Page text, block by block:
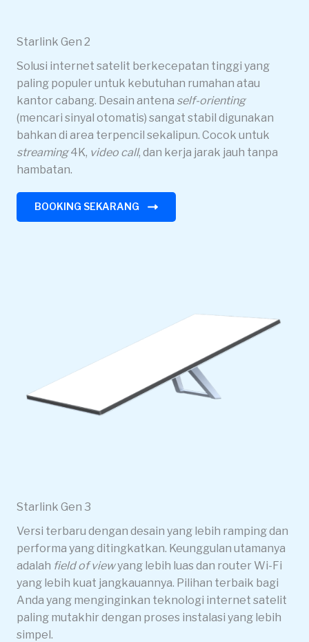
Starlink Gen 2
Solusi internet satelit berkecepatan tinggi yang
paling populer untuk kebutuhan rumahan atau
kantor cabang. Desain antena self-orienting
(mencari sinyal otomatis) sangat stabil digunakan
bahkan di area terpencil sekalipun. Cocok untuk
streaming4K, video call, dan kerja jarak jauh tanpa
hambatan.
BOOKING SEKARANG
Starlink Gen 3
Versi terbaru dengan desain yang lebih ramping dan
performa yang ditingkatkan. Keunggulan utamanya
adalah field of viewyang lebih luas dan router Wi-Fi
yang lebih kuat jangkauannya. Pilihan terbaik bagi
Anda yang menginginkan teknologi internet satelit
paling mutakhir dengan proses instalasi yang lebih
simpel.